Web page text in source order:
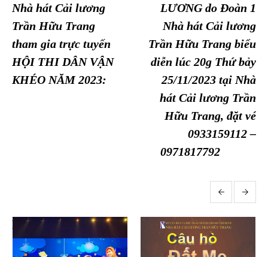
Nhà hát Cải lương
Trần Hữu Trang
tham gia trực tuyến
HỘI THI DÂN VẬN
KHÉO NĂM 2023:
LƯƠNG do Đoàn 1
Nhà hát Cải lương
Trần Hữu Trang biểu
diễn lúc 20g Thứ bảy
25/11/2023 tại Nhà
hát Cải lương Trần
Hữu Trang, đặt vé
0933159112 –
0971817792
More posts